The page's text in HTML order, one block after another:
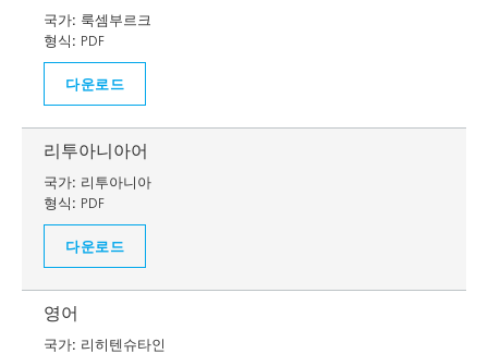
국가: 룩셈부르크
형식: PDF
다운로드
리투아니아어
국가: 리투아니아
형식: PDF
다운로드
영어
국가: 리히텐슈타인